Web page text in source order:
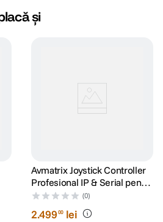
și
Avmatrix Joystick Controller
Profesional IP & Serial pentru
Camera PTZ(0)
2.49900 lei